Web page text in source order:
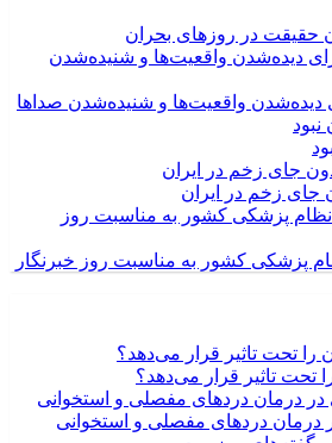
حقیقت در روزهای بحران
دیده‌شدن واقعیت‌ها و شنیده‌شدن صداها
جای زخم در ایران
پزشکی کشور به مناسبت روز خبرنگار
تحت تاثیر قرار می‌دهد؟
دردهای مفصلی و استخوانی